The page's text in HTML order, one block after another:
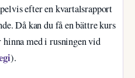
efter en kvartalsrapport
Då kan du få en bättre kurs
hinna med i rusningen vid
).